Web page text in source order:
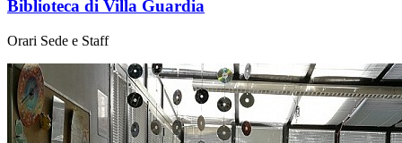
Biblioteca di Villa Guardia
Orari Sede e Staff